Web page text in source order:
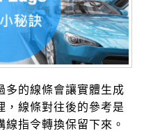
多的線條會讓實體生成
，線條對往後的參考是
指令轉換保留下來。